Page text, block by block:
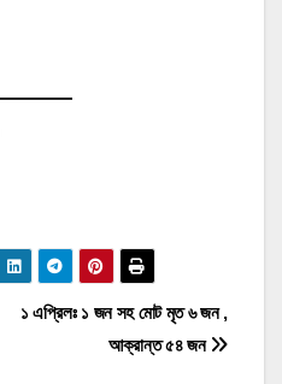
১ এপ্রিলঃ ১ জন সহ মোট মৃত ৬ জন ,
আক্রান্ত ৫৪ জন